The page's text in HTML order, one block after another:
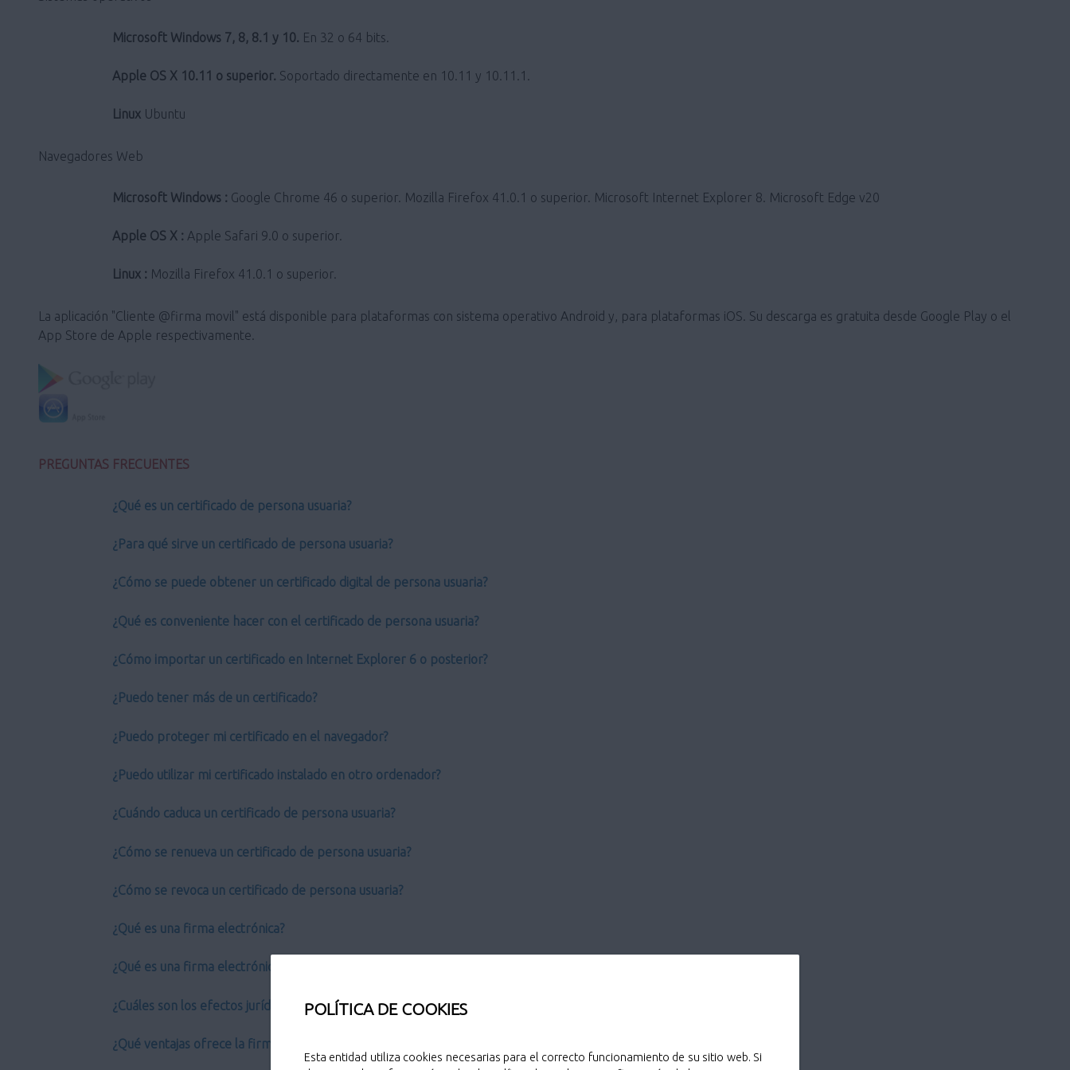
POLÍTICA DE COOKIES
Esta entidad utiliza cookies necesarias para el correcto funcionamiento de su sitio web. Si
Microsoft Windows 7, 8, 8.1 y 10. En 32 o 64 bits.
Apple OS X 10.11 o superior. Soportado directamente en 10.11 y 10.11.1.
LinuxUbuntu
Navegadores Web
Microsoft Windows : Google Chrome 46 o superior. Mozilla Firefox 41.0.1 o superior. Microsoft Internet Explorer 8. Microsoft Edge v20
Apple OS X : Apple Safari 9.0 o superior.
Linux : Mozilla Firefox 41.0.1 o superior.
La aplicación "Cliente @firma movil" está disponible para plataformas con sistema operativo Android y, para plataformas iOS. Su descarga es gratuita desde Google Play o el
App Store de Apple respectivamente.
PREGUNTAS FRECUENTES
¿Qué es un certificado de persona usuaria?
¿Para qué sirve un certificado de persona usuaria?
¿Cómo se puede obtener un certificado digital de persona usuaria?
¿Qué es conveniente hacer con el certificado de persona usuaria?
¿Cómo importar un certificado en Internet Explorer 6 o posterior?
¿Puedo tener más de un certificado?
¿Puedo proteger mi certificado en el navegador?
¿Puedo utilizar mi certificado instalado en otro ordenador?
¿Cuándo caduca un certificado de persona usuaria?
¿Cómo se renueva un certificado de persona usuaria?
¿Cómo se revoca un certificado de persona usuaria?
¿Qué es una firma electrónica?
¿Qué es una firma electrónica avanzada?
¿Cuáles son los efectos jurídicos de la firma electrónica avanzada?
¿Qué ventajas ofrece la firma electrónica?